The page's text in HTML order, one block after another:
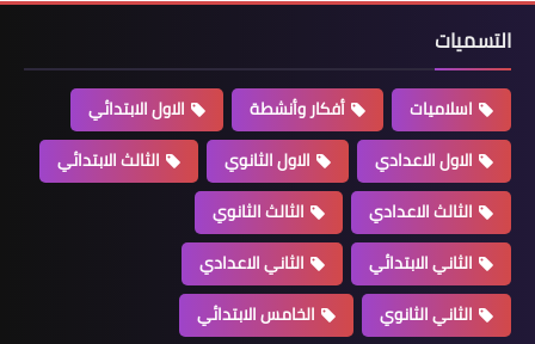
التسميات
اسلاميات أفكار وأنشطة
الاول الابتدائي
الاول الاعدادي
الاول الثانوي
الثالث الابتدائي
الثالث الاعدادي
الثالث الثانوي
الثاني الابتدائي
الثاني الاعدادي
الثاني الثانوي
الخامس الابتدائي